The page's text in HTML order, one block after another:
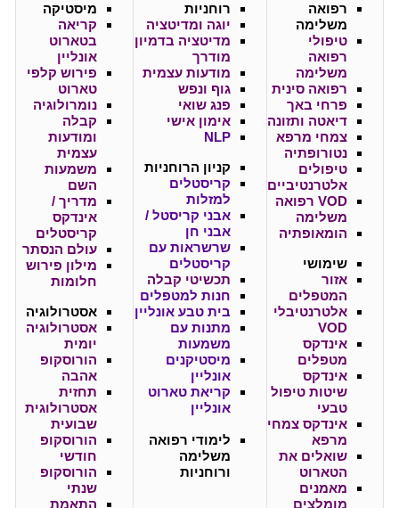
רפואה
משלימה
טיפולי
רפואה
משלימה
רפואה סינית
פרחי באך
דיאטה ותזונה
צמחי מרפא
נטורופתיה
טיפולים
אלטרנטיביים
VOD רפואה
משלימה
הומאופתיה
שימושי
אזור
המטפלים
אלטרנטיבלי
VOD
אינדקס
מטפלים
אינדקס
שיטות טיפול
טבעי
אינדקס צמחי
מרפא
שואלים את
הטארוט
מאמנים
מומלצים
רוחניות
יוגה ומדיטציה
מדיטציה בדמיון
מודרך
מודעות עצמית
גוף ונפש
פנג שואי
אימון אישי
NLP
קניון הרוחניות
קריסטלים
למזלות
אבני קריסטל /
אבני חן
שרשראות עם
קריסטלים
תכשיטי קבלה
חנות למטפלים
בית טבע אונליין
מתנות עם
משמעות
מיסטיקנים
אונליין
קריאת טארוט
אונליין
לימודי רפואה
משלימה
ורוחניות
מיסטיקה
קריאה
בטארוט
אונליין
פירוש קלפי
טארוט
נומרולוגיה
קבלה
ומודעות
עצמית
משמעות
השם
מדריך /
אינדקס
קריסטלים
עולם הנסתר
מילון פירוש
חלומות
אסטרולוגיה
אסטרולוגיה
יומית
הורוסקופ
אהבה
תחזית
אסטרולוגית
שבועית
הורוסקופ
חודשי
הורוסקופ
שנתי
התאמת